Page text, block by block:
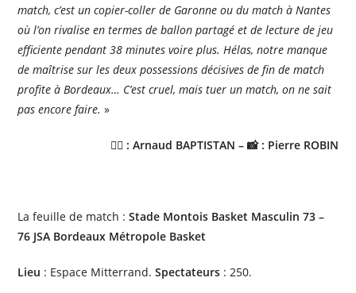
match, c’est un copier-coller de Garonne ou du match à Nantes
où l’on rivalise en termes de ballon partagé et de lecture de jeu
efficiente pendant 38 minutes voire plus. Hélas, notre manque
de maîtrise sur les deux possessions décisives de fin de match
profite à Bordeaux… C’est cruel, mais tuer un match, on ne sait
pas encore faire. »
✍🏼 : Arnaud BAPTISTAN – 📸 : Pierre ROBIN
La feuille de match :Stade Montois Basket Masculin 73 –
76 JSA Bordeaux Métropole Basket
Lieu : Espace Mitterrand.Spectateurs : 250.